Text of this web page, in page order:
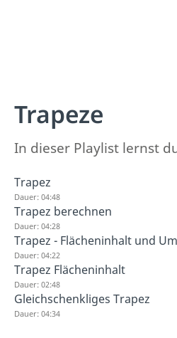
Trapeze
In dieser Playlist lernst
Trapez
Dauer: 04:48
Trapez berechnen
Dauer: 04:28
Trapez - Flächeninhalt und
Dauer: 04:22
Trapez Flächeninhalt
Dauer: 02:48
Gleichschenkliges Trapez
Dauer: 04:34